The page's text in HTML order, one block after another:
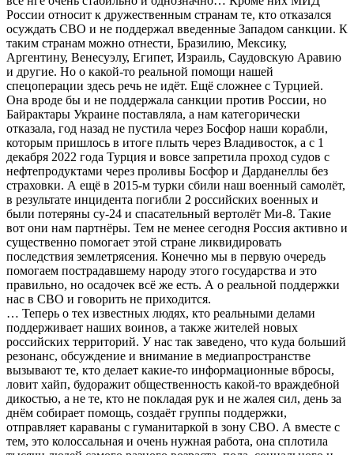
России относит к дружественным странам те, кто отказался
осуждать СВО и не поддержал введенные Западом санкции. К
таким странам можно отнести, Бразилию, Мексику,
Аргентину, Венесуэлу, Египет, Израиль, Саудовскую Аравию
и другие. Но о какой-то реальной помощи нашей
спецоперации здесь речь не идёт. Ещё сложнее с Турцией.
Она вроде бы и не поддержала санкции против России, но
Байрактары Украине поставляла, а нам категорически
отказала, год назад не пустила через Босфор наши корабли,
которым пришлось в итоге плыть через Владивосток, а с 1
декабря 2022 года Турция и вовсе запретила проход судов с
нефтепродуктами через проливы Босфор и Дарданеллы без
страховки. А ещё в 2015-м турки сбили наш военный самолёт,
в результате инцидента погибли 2 российских военных и
были потеряны су-24 и спасательный вертолёт Ми-8. Такие
вот они нам партнёры. Тем не менее сегодня Россия активно и
существенно помогает этой стране ликвидировать
последствия землетрясения. Конечно мы в первую очередь
помогаем пострадавшему народу этого государства и это
правильно, но осадочек всё же есть. А о реальной поддержки
нас в СВО и говорить не приходится.
… Теперь о тех известных людях, кто реальными делами
поддерживает наших воинов, а также жителей новых
российских территорий. У нас так заведено, что куда больший
резонанс, обсуждение и внимание в медиапространстве
вызывают те, кто делает какие-то информационные вбросы,
ловит хайп, будоражит общественность какой-то враждебной
дикостью, а не те, кто не покладая рук и не жалея сил, день за
днём собирает помощь, создаёт группы поддержки,
отправляет караваны с гуманитаркой в зону СВО. А вместе с
тем, это колоссальная и очень нужная работа, она сплотила